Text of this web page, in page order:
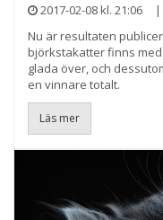
2017-02-08 kl. 21:06 |
Nu är resultaten
björkstakatter finns
glada över, och
en vinnare totalt.
Läs mer